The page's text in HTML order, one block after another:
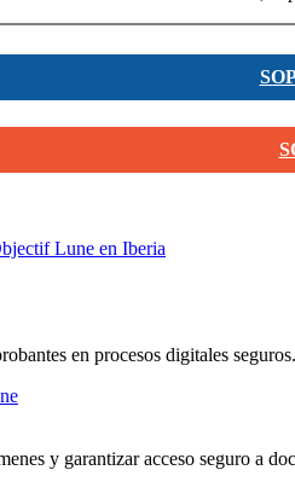
Lune en Iberia
en procesos digitales seguros.
y garantizar acceso seguro a